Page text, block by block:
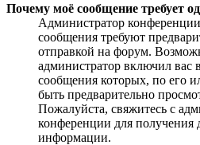
Почему моё сообщение требует
Администратор
сообщения требуют
отправкой на форум.
администратор включил вас
сообщения которых, по его
быть предварительно
Пожалуйста, свяжитесь с
конференции для получения
информации.